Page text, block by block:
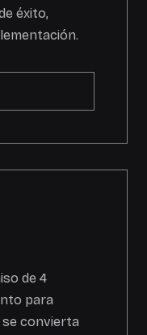
éxito,
de 4
para
convierta